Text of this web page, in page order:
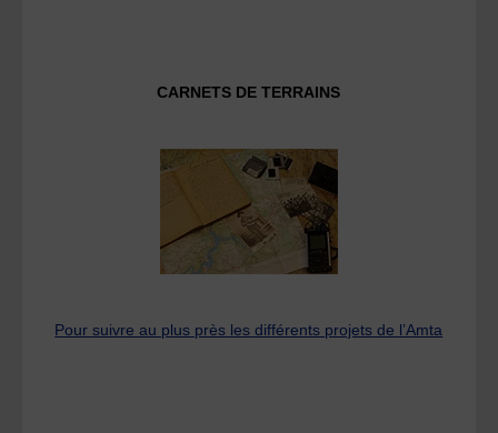
CARNETS DE TERRAINS
Pour suivre au plus près les différents projets de l’Amta